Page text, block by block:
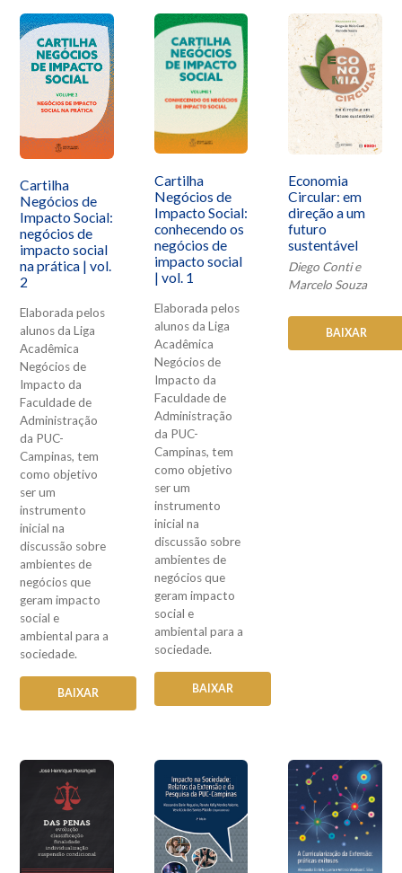
Cartilha
Negócios de
Impacto Social:
negócios de
impacto social
na prática | vol.
2
Elaborada pelos
alunos da Liga
Acadêmica
Negócios de
Impacto da
Faculdade de
Administração
da PUC-
Campinas, tem
como objetivo
ser um
instrumento
inicial na
discussão sobre
ambientes de
negócios que
geram impacto
social e
ambiental para a
sociedade.
BAIXAR
Cartilha
Negócios de
Impacto Social:
conhecendo os
negócios de
impacto social
| vol. 1
Elaborada pelos
alunos da Liga
Acadêmica
Negócios de
Impacto da
Faculdade de
Administração
da PUC-
Campinas, tem
como objetivo
ser um
instrumento
inicial na
discussão sobre
ambientes de
negócios que
geram impacto
social e
ambiental para a
sociedade.
BAIXAR
Economia
Circular: em
direção a um
futuro
sustentável
Diego Conti e
Marcelo Souza
BAIXAR